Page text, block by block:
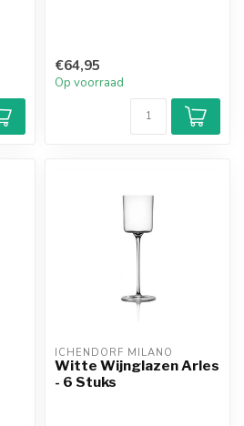
€64,95
Op voorraad
ICHENDORF MILANO
Witte Wijnglazen Arles
- 6 Stuks